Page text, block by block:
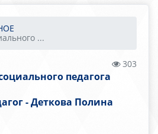
...
303
педагога
- Деткова Полина